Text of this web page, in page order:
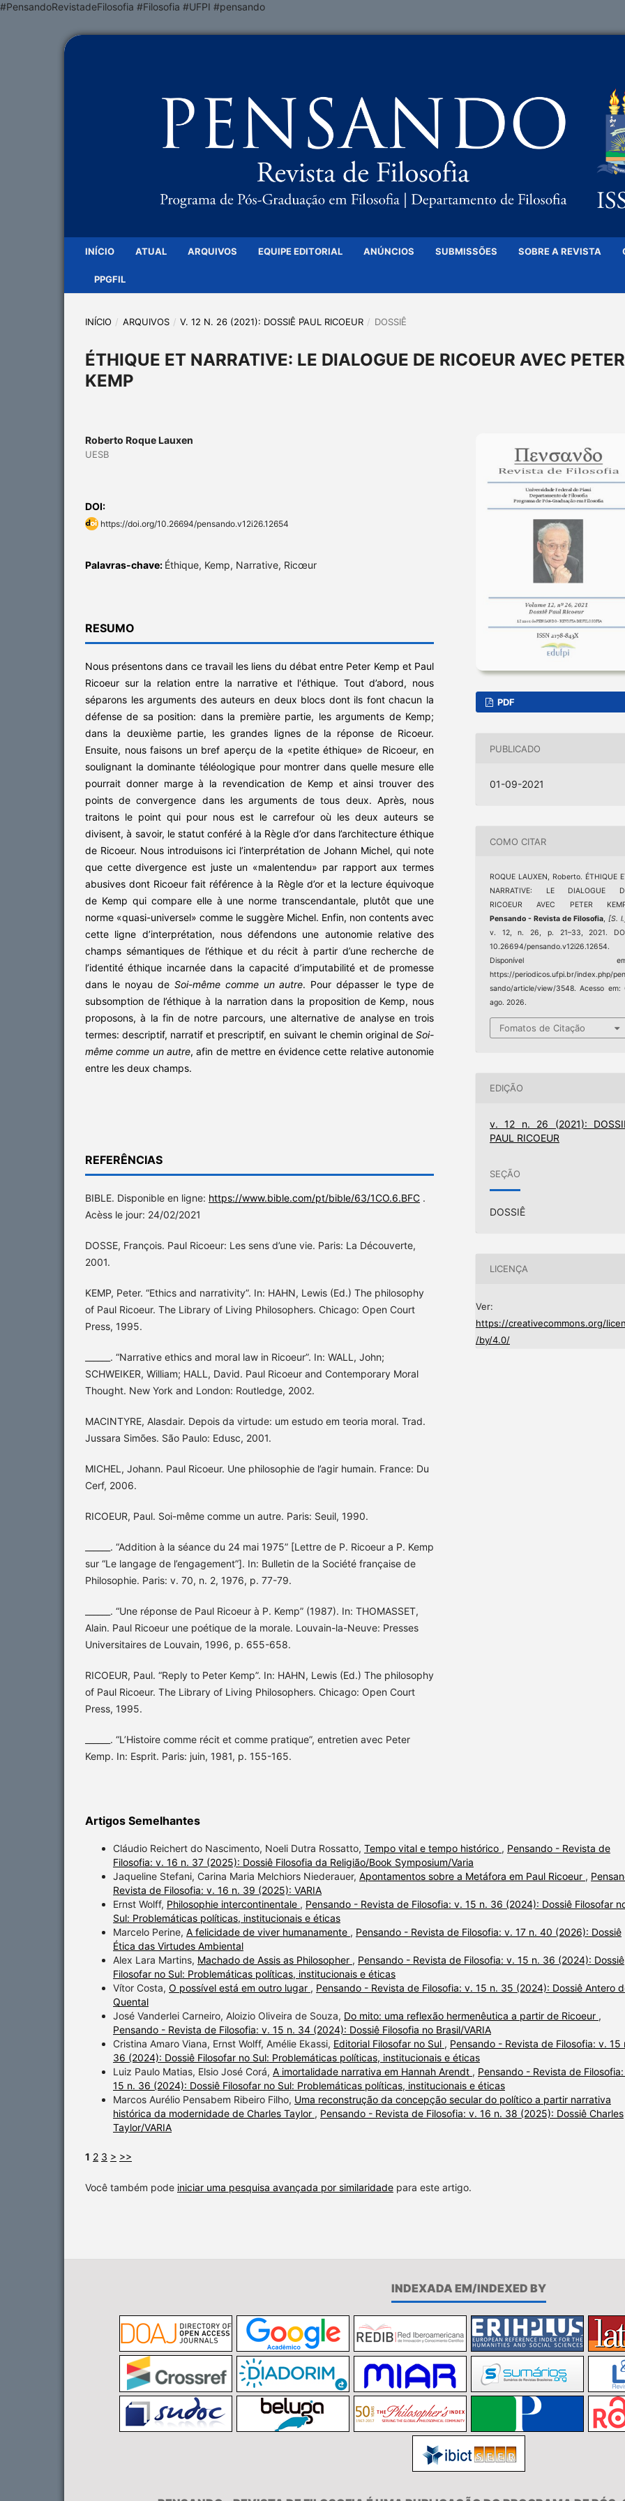
#PensandoRevistadeFilosofia #Filosofia #UFPI #pensando
INÍCIO ATUAL ARQUIVOS EQUIPE EDITORIAL ANÚNCIOS SUBMISSÕES SOBRE A REVISTA
PPGFIL
INÍCIO / ARQUIVOS / V. 12 N. 26 (2021): DOSSIÊ PAUL RICOEUR / DOSSIÊ
ÉTHIQUE ET NARRATIVE: LE DIALOGUE DE RICOEUR AVEC PETER
KEMP
Roberto Roque Lauxen
UESB
DOI:
https://doi.org/10.26694/pensando.v12i26.12654
Palavras-chave: Éthique, Kemp, Narrative, Ricœur
RESUMO
Nous présentons dans ce travail les liens du débat entre Peter Kemp et Paul
Ricoeur sur la relation entre la narrative et l'éthique. Tout d’abord, nous
séparons les arguments des auteurs en deux blocs dont ils font chacun la
défense de sa position: dans la première partie, les arguments de Kemp;
dans la deuxième partie, les grandes lignes de la réponse de Ricoeur.
Ensuite, nous faisons un bref aperçu de la «petite éthique» de Ricoeur, en
soulignant la dominante téléologique pour montrer dans quelle mesure elle
pourrait donner marge à la revendication de Kemp et ainsi trouver des
points de convergence dans les arguments de tous deux. Après, nous
traitons le point qui pour nous est le carrefour où les deux auteurs se
divisent, à savoir, le statut conféré à la Règle d’or dans l’architecture éthique
de Ricoeur. Nous introduisons ici l’interprétation de Johann Michel, qui note
que cette divergence est juste un «malentendu» par rapport aux termes
abusives dont Ricoeur fait référence à la Règle d’or et la lecture équivoque
de Kemp qui compare elle à une norme transcendantale, plutôt que une
norme «quasi-universel» comme le suggère Michel. Enfin, non contents avec
cette ligne d’interprétation, nous défendons une autonomie relative des
champs sémantiques de l’éthique et du récit à partir d’une recherche de
l’identité éthique incarnée dans la capacité d’imputabilité et de promesse
dans le noyau de Soi-même comme un autre. Pour dépasser le type de
subsomption de l’éthique à la narration dans la proposition de Kemp, nous
proposons, à la fin de notre parcours, une alternative de analyse en trois
termes: descriptif, narratif et prescriptif, en suivant le chemin original de Soi-
même comme un autre, afin de mettre en évidence cette relative autonomie
entre les deux champs.
REFERÊNCIAS
BIBLE. Disponible en ligne: https://www.bible.com/pt/bible/63/1CO.6.BFC .
Acèss le jour: 24/02/2021
DOSSE, François. Paul Ricoeur: Les sens d’une vie. Paris: La Découverte,
2001.
KEMP, Peter. “Ethics and narrativity”. In: HAHN, Lewis (Ed.) The philosophy
of Paul Ricoeur. The Library of Living Philosophers. Chicago: Open Court
Press, 1995.
______. “Narrative ethics and moral law in Ricoeur”. In: WALL, John;
SCHWEIKER, William; HALL, David. Paul Ricoeur and Contemporary Moral
Thought. New York and London: Routledge, 2002.
MACINTYRE, Alasdair. Depois da virtude: um estudo em teoria moral. Trad.
Jussara Simões. São Paulo: Edusc, 2001.
MICHEL, Johann. Paul Ricoeur. Une philosophie de l’agir humain. France: Du
Cerf, 2006.
RICOEUR, Paul. Soi-même comme un autre. Paris: Seuil, 1990.
______. “Addition à la séance du 24 mai 1975” [Lettre de P. Ricoeur a P. Kemp
sur “Le langage de l’engagement”]. In: Bulletin de la Société française de
Philosophie. Paris: v. 70, n. 2, 1976, p. 77-79.
______. “Une réponse de Paul Ricoeur à P. Kemp” (1987). In: THOMASSET,
Alain. Paul Ricoeur une poétique de la morale. Louvain-la-Neuve: Presses
Universitaires de Louvain, 1996, p. 655-658.
RICOEUR, Paul. “Reply to Peter Kemp”. In: HAHN, Lewis (Ed.) The philosophy
of Paul Ricoeur. The Library of Living Philosophers. Chicago: Open Court
Press, 1995.
______. “L’Histoire comme récit et comme pratique”, entretien avec Peter
Kemp. In: Esprit. Paris: juin, 1981, p. 155-165.
PDF
PUBLICADO
01-09-2021
COMO CITAR
ROQUE LAUXEN, Roberto. ÉTHIQUE
NARRATIVE: LE DIALOGUE
RICOEUR AVEC PETER
Pensando - Revista de Filosofia, [S.
v. 12, n. 26, p. 21–33, 2021.
10.26694/pensando.v12i26.12654.
Disponível
https://periodicos.ufpi.br/index.php/
sando/article/view/3548. Acesso em:
ago. 2026.
Fomatos de Citação
EDIÇÃO
v. 12 n. 26 (2021):
PAUL RICOEUR
SEÇÃO
DOSSIÊ
LICENÇA
Ver:
https://creativecommons.org/
/by/4.0/
Artigos Semelhantes
Cláudio Reichert do Nascimento, Noeli Dutra Rossatto, Tempo vital e tempo histórico , Pensando - Revista de
Filosofia: v. 16 n. 37 (2025): Dossiê Filosofia da Religião/Book Symposium/Varia
Jaqueline Stefani, Carina Maria Melchiors Niederauer, Apontamentos sobre a Metáfora em Paul Ricoeur ,
Revista de Filosofia: v. 16 n. 39 (2025): VARIA
Ernst Wolff, Philosophie intercontinentale , Pensando - Revista de Filosofia: v. 15 n. 36 (2024): Dossiê Filosofar
Sul: Problemáticas políticas, institucionais e éticas
Marcelo Perine, A felicidade de viver humanamente , Pensando - Revista de Filosofia: v. 17 n. 40 (2026): Dossiê
Ética das Virtudes Ambiental
Alex Lara Martins, Machado de Assis as Philosopher , Pensando - Revista de Filosofia: v. 15 n. 36 (2024): Dossiê
Filosofar no Sul: Problemáticas políticas, institucionais e éticas
Vítor Costa, O possível está em outro lugar , Pensando - Revista de Filosofia: v. 15 n. 35 (2024): Dossiê Antero
Quental
José Vanderlei Carneiro, Aloizio Oliveira de Souza, Do mito: uma reflexão hermenêutica a partir de Ricoeur ,
Pensando - Revista de Filosofia: v. 15 n. 34 (2024): Dossiê Filosofia no Brasil/VARIA
Cristina Amaro Viana, Ernst Wolff, Amélie Ekassi, Editorial Filosofar no Sul , Pensando - Revista de Filosofia: v. 15
36 (2024): Dossiê Filosofar no Sul: Problemáticas políticas, institucionais e éticas
Luiz Paulo Matias, Elsio José Corá, A imortalidade narrativa em Hannah Arendt , Pensando - Revista de
15 n. 36 (2024): Dossiê Filosofar no Sul: Problemáticas políticas, institucionais e éticas
Marcos Aurélio Pensabem Ribeiro Filho, Uma reconstrução da concepção secular do político a partir narrativa
histórica da modernidade de Charles Taylor , Pensando - Revista de Filosofia: v. 16 n. 38 (2025): Dossiê Charles
Taylor/VARIA
1 2 3 > >>
Você também pode iniciar uma pesquisa avançada por similaridade para este artigo.
INDEXADA EM/INDEXED BY